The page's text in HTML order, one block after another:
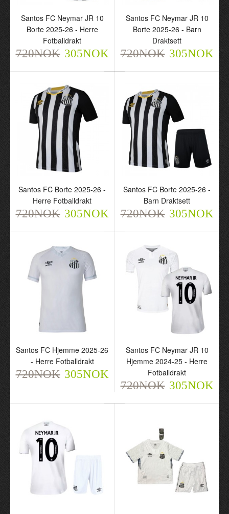
Santos FC Neymar JR 10
Borte 2025-26 - Herre
720NOK 305NOK
Santos FC Neymar JR 10
Borte 2025-26 - Barn
720NOK 305NOK
- Herre Fotballdrakt
720NOK 305NOK
- Barn Draktsett
720NOK 305NOK
2025-26 - Herre
Fotballdrakt
720NOK
Fotballdrakt
720NOK 305NOK
Santos FC Neymar JR 10
Borte 2025-26 - Herre
Fotballdrakt
720NOK 305NOK
Santos FC Neymar JR 10
Borte 2025-26 - Barn
Draktsett
720NOK 305NOK
Santos FC Borte 2025-26 -
Herre Fotballdrakt
720NOK 305NOK
Santos FC Borte 2025-26 -
Barn Draktsett
720NOK 305NOK
Santos FC Hjemme 2025-26
- Herre Fotballdrakt
720NOK 305NOK
Santos FC Neymar JR 10
Hjemme 2024-25 - Herre
Fotballdrakt
720NOK 305NOK